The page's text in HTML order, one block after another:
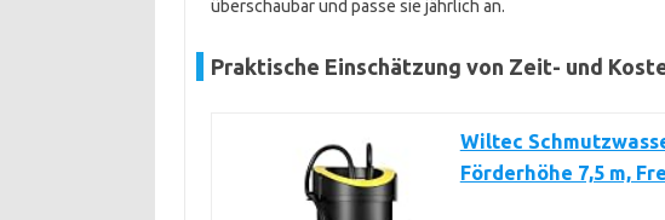
überschaubar und passe sie jährlich an.
Praktische Einschätzung von Zeit- und
Wiltec
Förderhöhe 7,5 m,